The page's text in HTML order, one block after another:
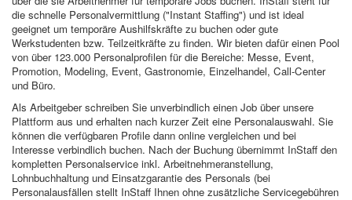
die schnelle Personalvermittlung ("Instant Staffing") und ist ideal
geeignet um temporäre Aushilfskräfte zu buchen oder gute
Werkstudenten bzw. Teilzeitkräfte zu finden. Wir bieten dafür einen Pool
von über 123.000 Personalprofilen für die Bereiche: Messe, Event,
Promotion, Modeling, Event, Gastronomie, Einzelhandel, Call-Center
und Büro.
Als Arbeitgeber schreiben Sie unverbindlich einen Job über unsere
Plattform aus und erhalten nach kurzer Zeit eine Personalauswahl. Sie
können die verfügbaren Profile dann online vergleichen und bei
Interesse verbindlich buchen. Nach der Buchung übernimmt InStaff den
kompletten Personalservice inkl. Arbeitnehmeranstellung,
Lohnbuchhaltung und Einsatzgarantie des Personals (bei
Personalausfällen stellt InStaff Ihnen ohne zusätzliche Servicegebühren